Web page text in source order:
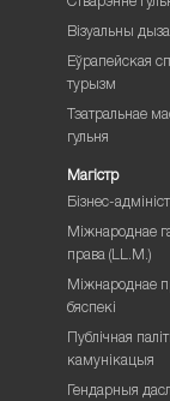
Візуальны
Еўрапейская
турызм
Тэатральнае
гульня
Магістр
Бізнес-
Міжнароднае
права (LL.M.)
Міжнароднае
бяспекі
Публічная
камунікацыя
Гендарныя